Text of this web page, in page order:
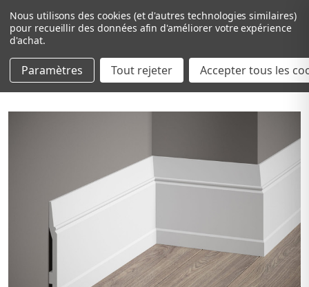
Passer au contenu principal
Nous utilisons des cookies (et d'autres technologies similaires)
pour recueillir des données afin d'améliorer votre expérience
d'achat.
Paramètres Tout rejeter Accepter tous les